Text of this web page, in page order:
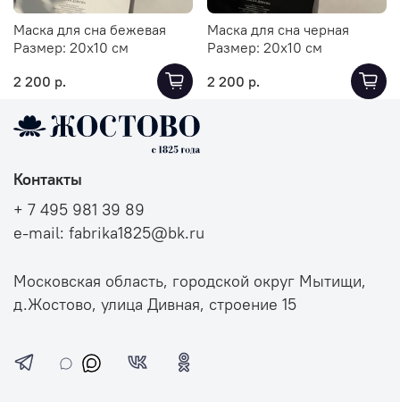
Маска для сна бежевая
Размер: 20х10 см
2 200 р.
Маска для сна черная
Размер: 20х10 см
2 200 р.
Контакты
+ 7 495 981 39 89
e-mail: fabrika1825@bk.ru
Московская область, городской округ Мытищи,
д.Жостово, улица Дивная, строение 15